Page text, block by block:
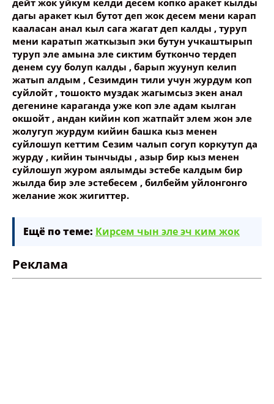
дейт жок уйкум келди десем копко аракет кылды
дагы аракет кыл бутот деп жок десем мени карап
кааласан анал кыл сага жагат деп калды , туруп
мени каратып жаткызып эки бутун учкаштырып
туруп эле амына эле сиктим буткончо тердеп
денем суу болуп калды , барып жуунуп келип
жатып алдым , Сезимдин тили учун журдум коп
суйлойт , тошокто муздак жагымсыз экен анал
дегенине караганда уже коп эле адам кылган
окшойт , андан кийин коп жатпайт элем жон эле
жолугуп журдум кийин башка кыз менен
суйлошуп кеттим Сезим чалып согуп коркутуп да
журду , кийин тынчыды , азыр бир кыз менен
суйлошуп журом аялымды эстебе калдым бир
жылда бир эле эстебесем , билбейм уйлонгонго
желание жок жигиттер.
Ещё по теме: Кирсем чын эле эч ким жок
Реклама